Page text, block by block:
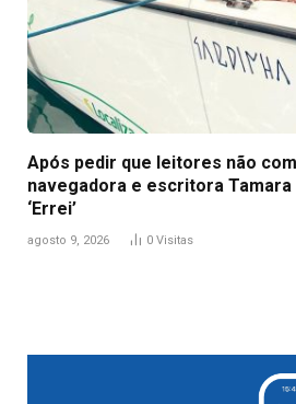
Após pedir que leitores não
navegadora e escritora
‘Errei’
agosto 9, 2026 0 Visitas